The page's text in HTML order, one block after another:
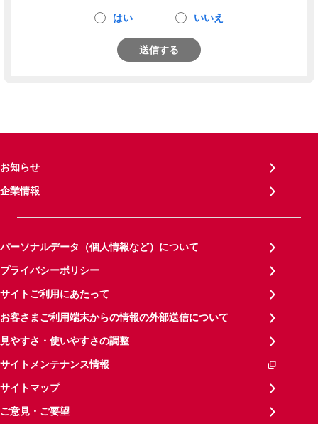
はい いいえ
送信する
お知らせ
企業情報
パーソナルデータ（個人情報など）について
プライバシーポリシー
サイトご利用にあたって
お客さまご利用端末からの情報の外部送信について
見やすさ・使いやすさの調整
サイトメンテナンス情報
サイトマップ
ご意見・ご要望